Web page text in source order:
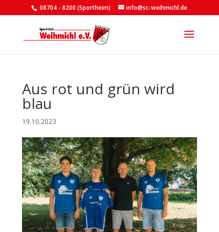
08704 - 8200 (Sportheim) info@sc-weihmichl.de
Aus rot und grün wird
blau
19.10.2023